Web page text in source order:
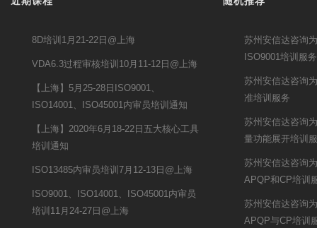
8D培训1月21-22日@上海
VDA6.3过程审核培训10月11-12日@上海
【上海】5月25-28日ISO9001、
ISO14001、ISO45001内审员培训通知
【上海】2020年6月18-22日五大核心工具
培训通知
ISO13485内审员培训7月12-13日@上海
ISO9001、ISO14001、ISO45001内审员
培训11月24-27日@上海
苏州安信达咨询
ISO9001培训服务
苏州安信达咨询
准培训服务
苏州安信达咨询
量功能展开培训
苏州安信达咨询
APQP和CP培训
苏州安信达咨询
APQP与CP培训